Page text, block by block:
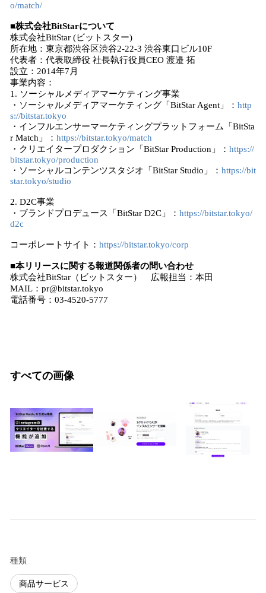
o/match/
■株式会社BitStarについて
株式会社BitStar (ビットスター)
所在地：東京都渋谷区渋谷2-22-3 渋谷東口ビル10F
代表者：代表取締役 社長執行役員CEO 渡邉 拓
設立：2014年7月
事業内容：
1. ソーシャルメディアマーケティング事業
・ソーシャルメディアマーケティング「BitStar Agent」： http
s://bitstar.tokyo
・インフルエンサーマーケティングプラットフォーム「BitSta
r Match」： https://bitstar.tokyo/match
・クリエイタープロダクション「BitStar Production」： https://
bitstar.tokyo/production
・ソーシャルコンテンツスタジオ「BitStar Studio」： https://bit
star.tokyo/studio
2. D2C事業
・ブランドプロデュース「BitStar D2C」： https://bitstar.tokyo/
d2c
コーポレートサイト： https://bitstar.tokyo/corp
■本リリースに関する報道関係者の問い合わせ
株式会社BitStar（ビットスター） 広報担当：本田
MAIL：pr@bitstar.tokyo
電話番号：03-4520-5777
すべての画像
種類
商品サービス